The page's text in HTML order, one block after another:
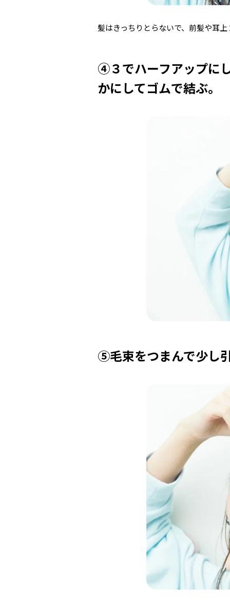
髪はきっちりとらないで、前髪や耳
④３でハーフアップに
かにしてゴムで結ぶ。
⑤毛束をつまんで少し